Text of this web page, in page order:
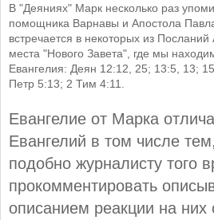
В "Деяниях" Марк несколько раз
помощника Варнавы и Апостола
встречается в некоторых из
места "Нового Завета", где мы
Евангелия: Деян 12:12, 25; 13:5, 13;
Петр 5:13; 2 Тим 4:11.
Евангелие от Марка
Евангелий в том числе
подобно журналисту того
прокомментировать
описанием реакции на них